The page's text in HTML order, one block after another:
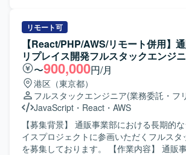
め、実際の作業内容や範囲は変更となる可
す。 【求める人物像】 変化する要件に柔軟に対応しなが
ら、レガシーシステムのバージョンアップ
組んでいただける方を求めております。 【ポジションの魅
力】 レガシーシステムのバージョンアップ
産のモダナイズに関わることができ、PHP
Frameworkのスキルを活かしながら設計工
いただけます。 【開発環境】 PHP, Zend Frameworkを利用
した既存システムの開発環境を想定してお
リモート可
【React/PHP/AWS/リモート併用】
リプレイス開発フルスタックエンジ
〜900,000円/月
港区（東京都）
フルスタックエンジニア(業務委託・フ
JavaScript ・ React ・ AWS
【募集背景】 通販事業部における長期的
イスプロジェクトに参画いただくフルスタ
を募集しております。 【作業内容】 通販事業部で運用して